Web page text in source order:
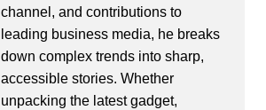
channel, and contributions to
leading business media, he breaks
down complex trends into sharp,
accessible stories. Whether
unpacking the latest gadget,